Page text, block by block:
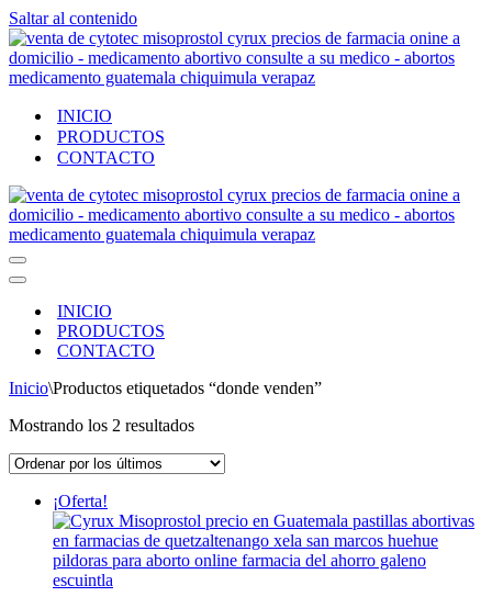
Saltar al contenido
INICIO
PRODUCTOS
CONTACTO
Menú
de
Menú
navegación
INICIO
PRODUCTOS
CONTACTO
Inicio\Productos etiquetados “donde venden”
Mostrando los 2 resultadosOrdenado
los
¡Oferta!